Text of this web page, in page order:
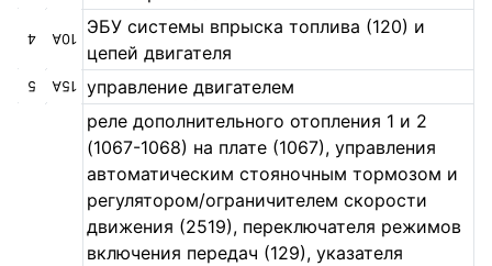
4 10А
ЭБУ системы впрыска топлива (120) и
цепей двигателя
5 15А управление двигателем
реле дополнительного отопления 1 и 2
(1067-1068) на плате (1067), управления
автоматическим стояночным тормозом и
регулятором/ограничителем скорости
движения (2519), переключателя режимов
включения передач (129), указателя